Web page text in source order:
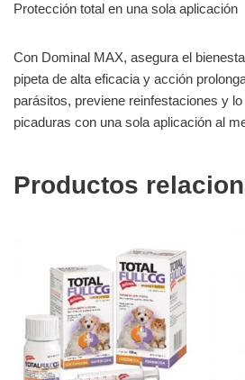
Protección total en una sola aplicación
Con Dominal MAX, asegura el
pipeta de alta eficacia y acción
parásitos, previene reinfestaciones y
picaduras con una sola aplicación al
Productos